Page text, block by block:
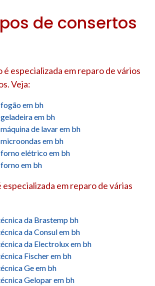
de consertos
especializada em reparo de vários
Veja:
em bh
em bh
de lavar em bh
em bh
elétrico em bh
em bh
especializada em reparo de várias
da Brastemp bh
da Consul em bh
da Electrolux em bh
Fischer em bh
Ge em bh
Gelopar em bh